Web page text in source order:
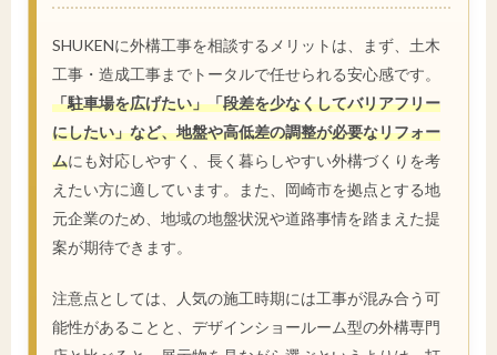
SHUKENに外構工事を相談するメリットは、まず、土木
工事・造成工事までトータルで任せられる安心感です。
「駐車場を広げたい」「段差を少なくしてバリアフリー
にしたい」など、地盤や高低差の調整が必要なリフォー
ムにも対応しやすく、長く暮らしやすい外構づくりを考
えたい方に適しています。また、岡崎市を拠点とする地
元企業のため、地域の地盤状況や道路事情を踏まえた提
案が期待できます。
注意点としては、人気の施工時期には工事が混み合う可
能性があることと、デザインショールーム型の外構専門